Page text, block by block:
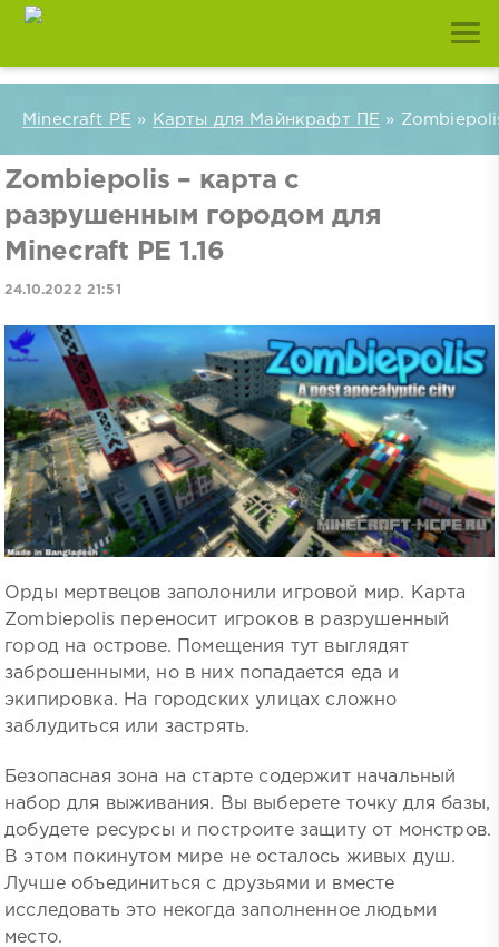
Minecraft PE » Карты для Майнкрафт ПЕ »
Zombiepolis – карта с
разрушенным городом для
Minecraft PE 1.16
24.10.2022 21:51
Орды мертвецов заполонили игровой мир. Карта
Zombiepolis переносит игроков в разрушенный
город на острове. Помещения тут выглядят
заброшенными, но в них попадается еда и
экипировка. На городских улицах сложно
заблудиться или застрять.
Безопасная зона на старте содержит начальный
набор для выживания. Вы выберете точку для базы,
добудете ресурсы и построите защиту от монстров.
В этом покинутом мире не осталось живых душ.
Лучше объединиться с друзьями и вместе
исследовать это некогда заполненное людьми
место.